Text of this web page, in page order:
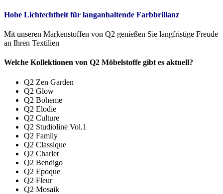
Hohe Lichtechtheit für langanhaltende Farbbrillanz
Mit unseren Markenstoffen von Q2 genießen Sie langfristige Freude
an Ihren Textilien
Welche Kollektionen von Q2 Möbelstoffe gibt es aktuell?
Q2 Zen Garden
Q2 Glow
Q2 Boheme
Q2 Elodie
Q2 Culture
Q2 Studioline Vol.1
Q2 Family
Q2 Classique
Q2 Charlet
Q2 Bendigo
Q2 Epoque
Q2 Fleur
Q2 Mosaik